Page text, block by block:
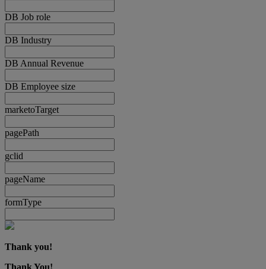
DB Job role
DB Industry
DB Annual Revenue
DB Employee size
marketoTarget
pagePath
gclid
pageName
formType
Thank you!